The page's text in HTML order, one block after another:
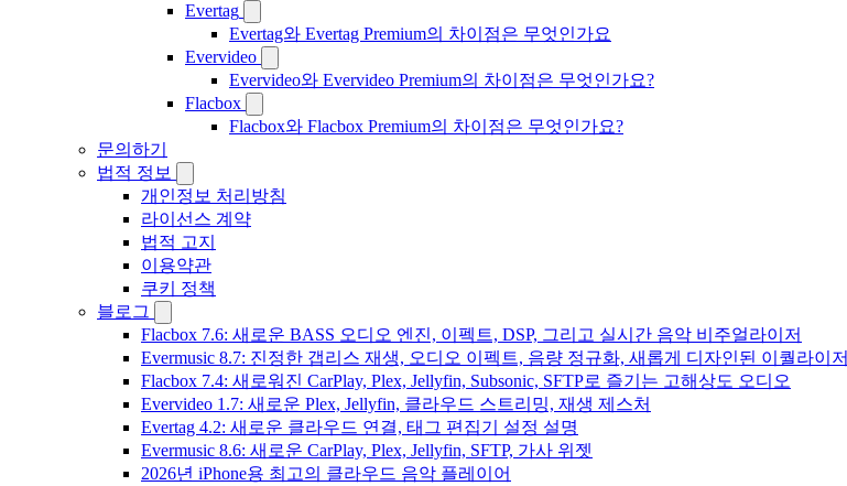
Evertag
Evertag와 Evertag Premium의 차이점은 무엇인가요
Evervideo
Evervideo와 Evervideo Premium의 차이점은 무엇인가요?
Flacbox
Flacbox와 Flacbox Premium의 차이점은 무엇인가요?
문의하기
법적 정보
개인정보 처리방침
라이선스 계약
법적 고지
이용약관
쿠키 정책
블로그
Flacbox 7.6: 새로운 BASS 오디오 엔진, 이펙트, DSP, 그리고 실시간 음악 비주얼라이저
Evermusic 8.7: 진정한 갭리스 재생, 오디오 이펙트, 음량 정규화, 새롭게 디자인된 이퀄라이저
Flacbox 7.4: 새로워진 CarPlay, Plex, Jellyfin, Subsonic, SFTP로 즐기는 고해상도 오디오
Evervideo 1.7: 새로운 Plex, Jellyfin, 클라우드 스트리밍, 재생 제스처
Evertag 4.2: 새로운 클라우드 연결, 태그 편집기 설정 설명
Evermusic 8.6: 새로운 CarPlay, Plex, Jellyfin, SFTP, 가사 위젯
2026년 iPhone용 최고의 클라우드 음악 플레이어